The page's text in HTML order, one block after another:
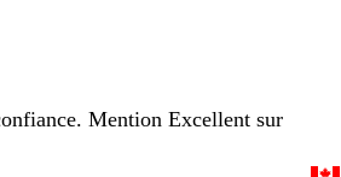
Mention Excellent sur